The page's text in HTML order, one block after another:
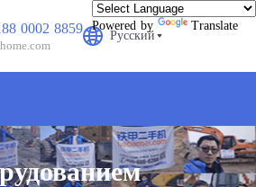
Powered by Translate
0002 8859 Русский